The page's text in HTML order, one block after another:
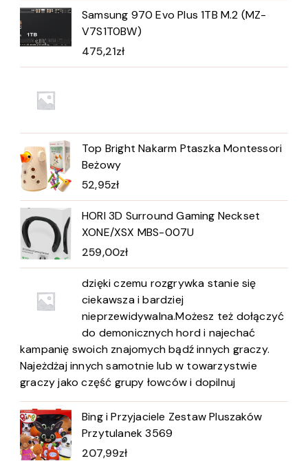
Samsung 970 Evo Plus 1TB M.2 (MZ-
V7S1T0BW)
475,21zł
Top Bright Nakarm Ptaszka Montessori
Beżowy
52,95zł
HORI 3D Surround Gaming Neckset
XONE/XSX MBS-007U
259,00zł
dzięki czemu rozgrywka stanie się
ciekawsza i bardziej
nieprzewidywalna.Możesz też dołączyć
do demonicznych hord i najechać
kampanię swoich znajomych bądź innych graczy.
Najeżdżaj innych samotnie lub w towarzystwie
graczy jako część grupy łowców i dopilnuj
Bing i Przyjaciele Zestaw Pluszaków
Przytulanek 3569
207,99zł